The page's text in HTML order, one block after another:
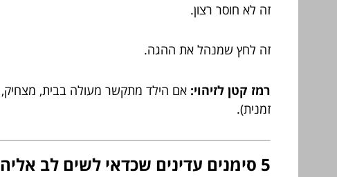
זה לא חוסר רצון.
זה לחץ שמנהל את ההגה.
רמז קטן לזיהוי: אם הילד מתקשר מעולה בבית, מצחיק,
זמנית).
5 סימנים עדינים שכדאי לשים לב אליהם (כן, גם אם הילד ״ממש חכם״)